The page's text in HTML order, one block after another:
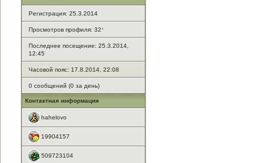
Регистрация: 25.3.2014
Просмотров профиля: 32*
Последнее посещение: 25.3.2014,
12:45
Часовой пояс: 17.8.2014, 22:08
0 сообщений (0 за день)
Контактная информация
hahelovo
19904157
509723104